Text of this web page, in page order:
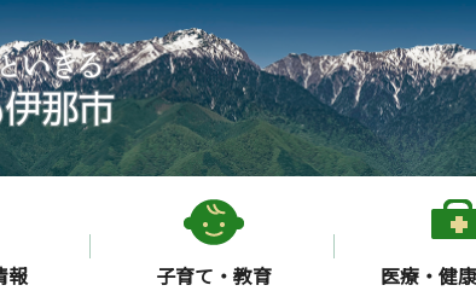
報 子育て・教育 医療・健